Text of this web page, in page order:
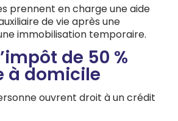
prennent en charge une aide
de vie après une
immobilisation temporaire.
de 50 %
à domicile
ouvrent droit à un crédit